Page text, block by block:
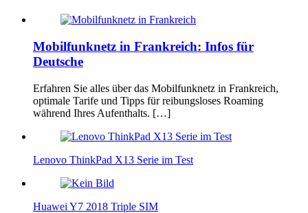
Mobilfunknetz in Frankreich: Infos für
Deutsche
Erfahren Sie alles über das Mobilfunknetz in Frankreich,
optimale Tarife und Tipps für reibungsloses Roaming
während Ihres Aufenthalts. […]
Lenovo ThinkPad X13 Serie im Test
Huawei Y7 2018 Triple SIM